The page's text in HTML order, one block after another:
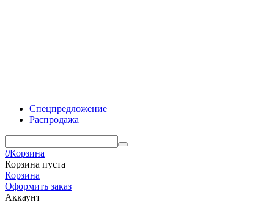
Спецпредложение
Распродажа
0Корзина
Корзина пуста
Корзина
Оформить заказ
Аккаунт